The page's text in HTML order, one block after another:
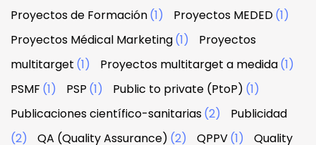
Proyectos de Formación(1) Proyectos MEDED(1)
Proyectos Médical Marketing(1)
Proyectos
multitarget (1) Proyectos multitarget a medida(1)
PSMF (1) PSP (1) Public to private (PtoP) (1)
Publicaciones científico-sanitarias(2)
Publicidad
(2)
QA (Quality Assurance) (2) QPPV(1) Quality